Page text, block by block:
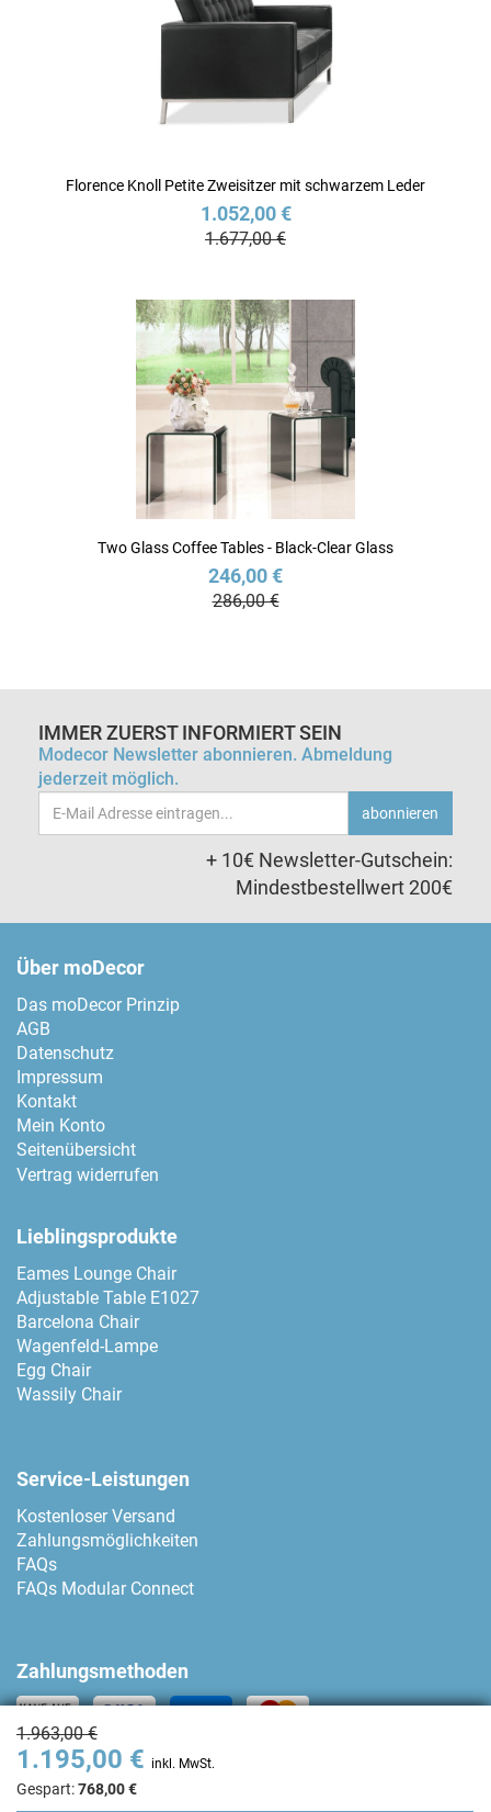
1.963,00 €
1.195,00 € inkl. MwSt.
Gespart:768,00 €
Florence Knoll Petite Zweisitzer mit schwarzem Leder
1.052,00 €
1.677,00 €
Two Glass Coffee Tables - Black-Clear Glass
246,00 €
286,00 €
IMMER ZUERST INFORMIERT SEIN
Modecor Newsletter abonnieren. Abmeldung
jederzeit möglich.
Email-
Adresse
abonnieren
+ 10€ Newsletter-Gutschein:
Mindestbestellwert 200€
Über moDecor
Das moDecor Prinzip
AGB
Datenschutz
Impressum
Kontakt
Mein Konto
Seitenübersicht
Vertrag widerrufen
Lieblingsprodukte
Eames Lounge Chair
Adjustable Table E1027
Barcelona Chair
Wagenfeld-Lampe
Egg Chair
Wassily Chair
Service-Leistungen
Kostenloser Versand
Zahlungsmöglichkeiten
FAQs
FAQs Modular Connect
Zahlungsmethoden
Kontakt